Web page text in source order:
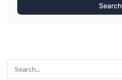
Search